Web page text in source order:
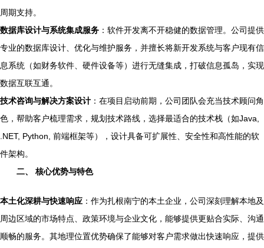
周期支持。
数据库设计与系统集成服务 ：软件开发离不开稳健的数据管理。公司提供
专业的数据库设计、优化与维护服务，并擅长将新开发系统与客户现有信
息系统（如财务软件、硬件设备等）进行无缝集成，打破信息孤岛，实现
数据互联互通。
技术咨询与解决方案设计 ：在项目启动前期，公司团队会充当技术顾问角
色，帮助客户梳理需求，规划技术路线，选择最适合的技术栈（如Java,
.NET, Python, 前端框架等），设计具备可扩展性、安全性和高性能的软
件架构。
二、 核心优势与特色
本土化深耕与快速响应 ：作为扎根南宁的本土企业，公司深刻理解本地及
周边区域的市场特点、政策环境与企业文化，能够提供更贴合实际、沟通
顺畅的服务。其地理位置优势确保了能够对客户需求做出快速响应，提供